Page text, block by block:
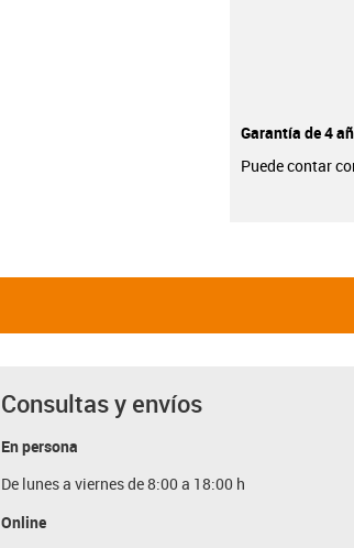
Garantía de 4
Puede contar
Consultas y envíos
En persona
De lunes a viernes de 8:00 a 18:00 h
Online